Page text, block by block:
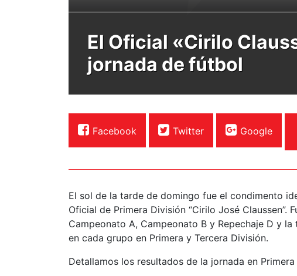
El Oficial «Cirilo
jornada de fútbol
Facebook Twitter Google
El sol de la tarde de domingo fue el condimento
Oficial de Primera División “Cirilo José Claussen”.
Campeonato A, Campeonato B y Repechaje D y
en cada grupo en Primera y Tercera División.
Detallamos los resultados de la jornada en